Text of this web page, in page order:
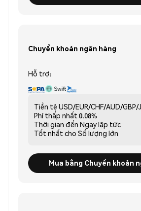
Chuyển khoản ngân hàng
Hỗ trợ:
Tiền tệ USD/EUR/CHF/AUD/GBP/
Phí thấp nhất 0.08%
Thời gian đến Ngay lập tức
Tốt nhất cho Số lượng lớn
Mua bằng Chuyển khoản